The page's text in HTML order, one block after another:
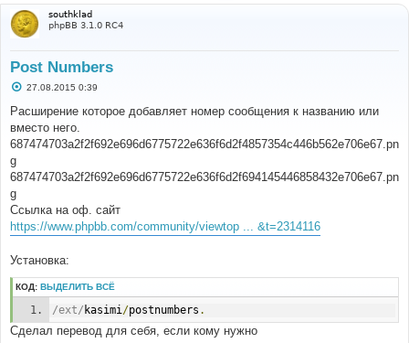
southklad
phpBB 3.1.0 RC4
Post Numbers
С
о
б
щ
е
н
е
27.08.2015 0:39
Расширение которое добавляет номер сообщения к названию или
вместо него.
687474703a2f2f692e696d6775722e636f6d2f4857354c446b562e706e67.pn
g
687474703a2f2f692e696d6775722e636f6d2f694145446858432e706e67.pn
g
Ссылка на оф. сайт
https://www.phpbb.com/community/viewtop ... &t=2314116
Установка:
КОД: ВЫДЕЛИТЬ ВСЁ
/ext/ kasimi/postnumbers .
Сделал перевод для себя, если кому нужно